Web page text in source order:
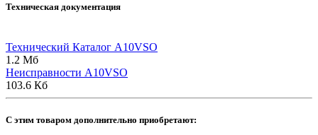
Техническая документация
Технический Каталог A10VSO
1.2 Мб
Неисправности A10VSO
103.6 Кб
C этим товаром дополнительно приобретают: